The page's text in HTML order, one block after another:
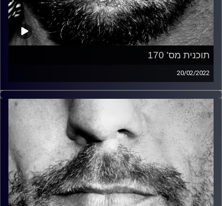
תוכנית מס' 170
20/02/2022
זיפים, מוזיקה מחוספסת של הופעות חיות. הרבה ג'אם, רוק,
בלוז, bluegrass, ג'אז, Fאנק, פרוגרסיב ואפילו אלקטרוניקה.
כל מה שחי, אמיתי ונושם.
עם שמוליק רגב.
קרדיט תמונות: David Goehring